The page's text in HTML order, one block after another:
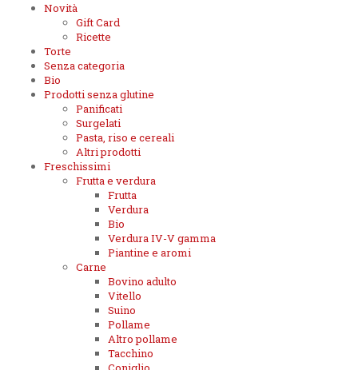
Novità
Gift Card
Ricette
Torte
Senza categoria
Bio
Prodotti senza glutine
Panificati
Surgelati
Pasta, riso e cereali
Altri prodotti
Freschissimi
Frutta e verdura
Frutta
Verdura
Bio
Verdura IV-V gamma
Piantine e aromi
Carne
Bovino adulto
Vitello
Suino
Pollame
Altro pollame
Tacchino